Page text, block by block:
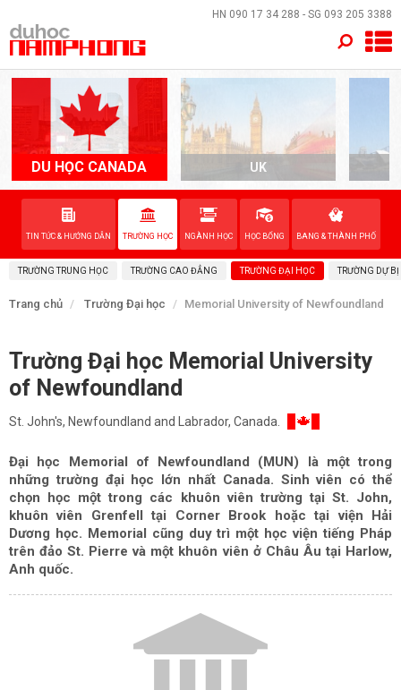
HN 090 17 34 288 - SG 093 205 3388
DU HỌC CANADA UK
TIN TỨC & HƯỚNG DẪN TRƯỜNG HỌC NGÀNH HỌC HỌC BỔNG BANG & THÀNH PHỐ
TRƯỜNG TRUNG HỌC TRƯỜNG CAO ĐẲNG TRƯỜNG ĐẠI HỌC TRƯỜNG DỰ BỊ
Trang chủ Trường Đại học Memorial University of Newfoundland
Trường Đại học Memorial University
of Newfoundland
St. John's, Newfoundland and Labrador, Canada.
Đại học Memorial of Newfoundland (MUN) là một trong
những trường đại học lớn nhất Canada. Sinh viên có thể
chọn học một trong các khuôn viên trường tại St. John,
khuôn viên Grenfell tại Corner Brook hoặc tại viện Hải
Dương học. Memorial cũng duy trì một học viện tiếng Pháp
trên đảo St. Pierre và một khuôn viên ở Châu Âu tại Harlow,
Anh quốc.
×
TRANG CHỦ
QUỐC GIA
EVENTS
DỊCH VỤ
VỀ NAM PHONG